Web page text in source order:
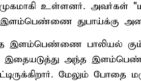
உள்ளனர். அவர்கள்
இளம்பெண்ணை துபாய்க்கு
பாலியல்
இதையடுத்து அந்த
மேலும் போதை